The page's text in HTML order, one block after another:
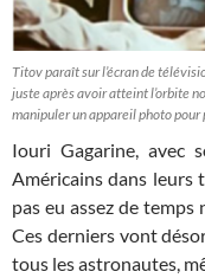
Titov paraît sur l’écran de
juste après avoir atteint l’orbite
manipuler un appareil photo pour
Iouri Gagarine, avec
Américains dans leurs
pas eu assez de temps
Ces derniers vont
tous les astronautes,